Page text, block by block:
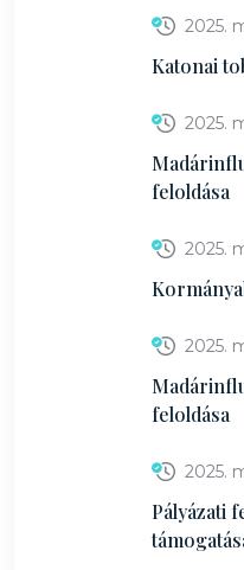
2025.
Katonai
2025.
feloldása
2025.
2025.
feloldása
2025.
Pályázati